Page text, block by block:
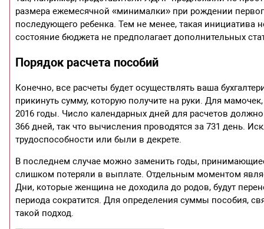
размера ежемесячной «минималки» при рождении
последующего ребенка. Тем не менее, такая инициатива
состояние бюджета не предполагает дополнительных
Порядок расчета пособий
Конечно, все расчеты будет осуществлять ваша
прикинуть сумму, которую получите на руки. Для
2016 годы. Число календарных дней для расчетов
366 дней, так что вычисления проводятся за 731 день.
трудоспособности или были в декрете.
В последнем случае можно заменить годы,
слишком потеряли в выплате. Отдельным моментом
Дни, которые женщина не доходила до родов, будут
периода сократится. Для определения суммы пособия,
такой подход.